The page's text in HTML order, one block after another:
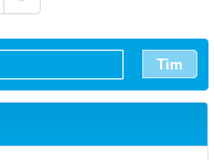
Tìm
gia Tuyển chọn tổ chức và
học và công nghệ thực
1/2.000 Khu công nghệ số
xã Bình An, thành phố